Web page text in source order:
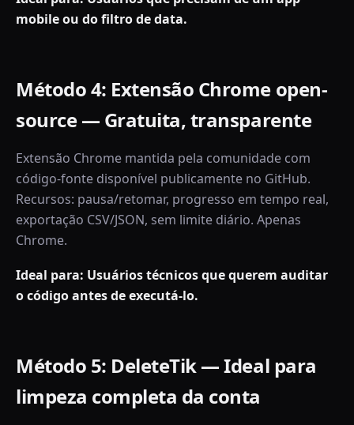
mobile ou do filtro de data.
Método 4: Extensão Chrome open-
source — Gratuita, transparente
Extensão Chrome mantida pela comunidade com
código-fonte disponível publicamente no GitHub.
Recursos: pausa/retomar, progresso em tempo real,
exportação CSV/JSON, sem limite diário. Apenas
Chrome.
Ideal para: Usuários técnicos que querem auditar
o código antes de executá-lo.
Método 5: DeleteTik — Ideal para
limpeza completa da conta